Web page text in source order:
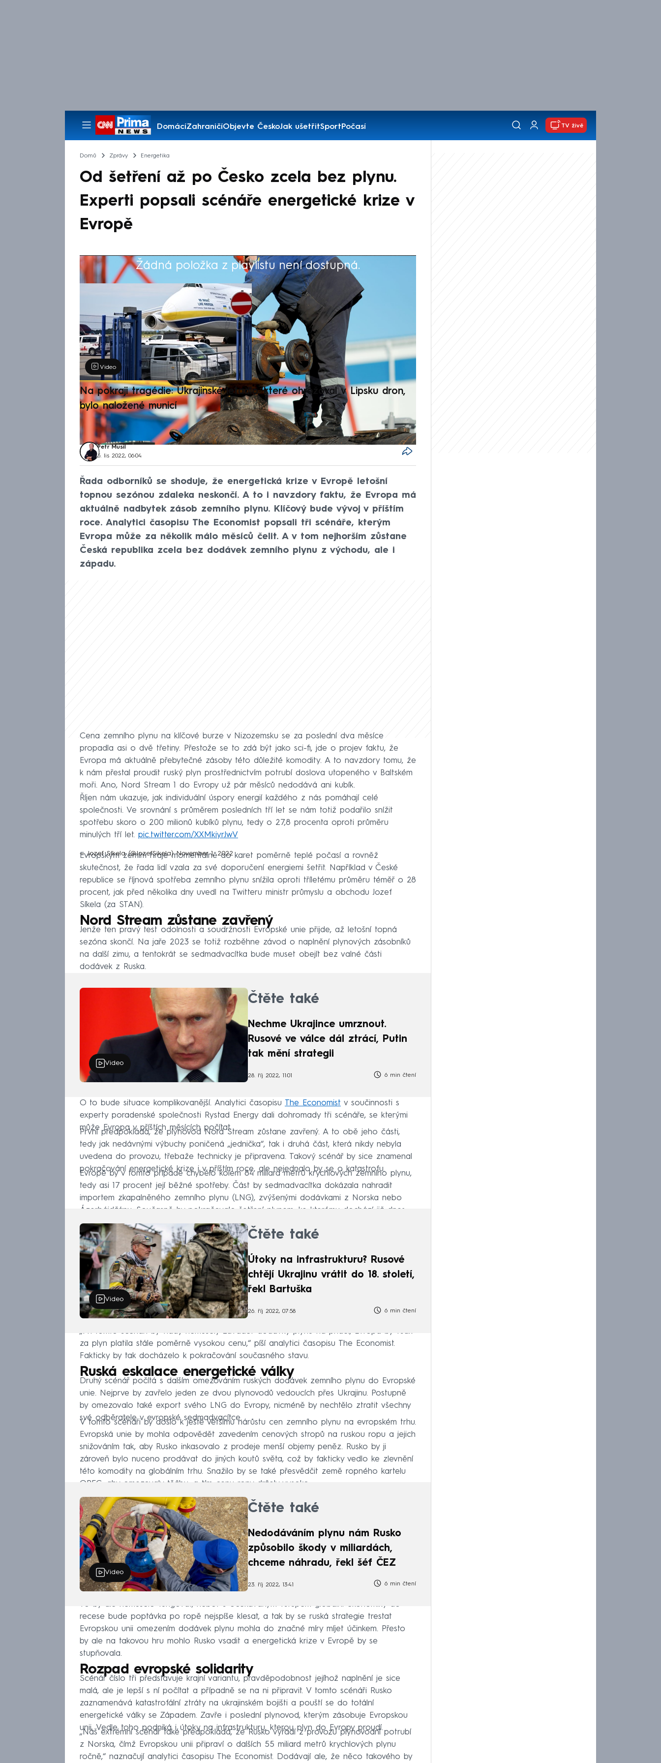
DomácíZahraničíObjevte ČeskoJak ušetřitSportPočasí
Pořady
TV živě
Domů Zprávy Energetika
Od šetření až po Česko zcela bez plynu.
Experti popsali scénáře energetické krize v
Evropě
Žádná položka z playlistu není dostupná.
Výběr redakce
Video
Na pokraji tragédie: Ukrajinské letadlo, které ohrožoval v Lipsku dron,
bylo naložené municí
Petr Musil
5. lis 2022, 06:04
Řada odborníků se shoduje, že energetická krize v Evropě letošní
topnou sezónou zdaleka neskončí. A to i navzdory faktu, že Evropa má
aktuálně nadbytek zásob zemního plynu. Klíčový bude vývoj v příštím
roce. Analytici časopisu The Economist popsali tři scénáře, kterým
Evropa může za několik málo měsíců čelit. A v tom nejhorším zůstane
Česká republika zcela bez dodávek zemního plynu z východu, ale i
západu.
Cena zemního plynu na klíčové burze v Nizozemsku se za poslední dva měsíce
propadla asi o dvě třetiny. Přestože se to zdá být jako sci-fi, jde o projev faktu, že
Evropa má aktuálně přebytečné zásoby této důležité komodity. A to navzdory tomu, že
k nám přestal proudit ruský plyn prostřednictvím potrubí doslova utopeného v Baltském
moři. Ano, Nord Stream 1 do Evropy už pár měsíců nedodává ani kubík.
Říjen nám ukazuje, jak individuální úspory energií každého z nás pomáhají celé
společnosti. Ve srovnání s průměrem posledních tří let se nám totiž podařilo snížit
spotřebu skoro o 200 milionů kubíků plynu, tedy o 27,8 procenta oproti průměru
minulých tří let. pic.twitter.com/XXMkiyrJwV
— Jozef Síkela (@JozefSikela)November 1, 2022
Evropským zemím hraje momentálně do karet poměrně teplé počasí a rovněž
skutečnost, že řada lidí vzala za své doporučení energiemi šetřit. Například v České
republice se říjnová spotřeba zemního plynu snížila oproti tříletému průměru téměř o 28
procent, jak před několika dny uvedl na Twitteru ministr průmyslu a obchodu Jozef
Síkela (za STAN).
Nord Stream zůstane zavřený
Jenže ten pravý test odolnosti a soudržnosti Evropské unie přijde, až letošní topná
sezóna skončí. Na jaře 2023 se totiž rozběhne závod o naplnění plynových zásobníků
na další zimu, a tentokrát se sedmadvacítka bude muset obejít bez valné části
dodávek z Ruska.
Video
Čtěte také
Nechme Ukrajince umrznout.
Rusové ve válce dál ztrácí, Putin
tak mění strategii
28. říj 2022, 11:01 6 min čtení
O to bude situace komplikovanější. Analytici časopisu The Economist v součinnosti s
experty poradenské společnosti Rystad Energy dali dohromady tři scénáře, se kterými
může Evropa v příštích měsících počítat.
První předpokládá, že plynovod Nord Stream zůstane zavřený. A to obě jeho části,
tedy jak nedávnými výbuchy poničená „jednička“, tak i druhá část, která nikdy nebyla
uvedena do provozu, třebaže technicky je připravena. Takový scénář by sice znamenal
pokračování energetické krize i v příštím roce, ale nejednalo by se o katastrofu.
Evropě by v tomto případě chybělo kolem 84 miliard metrů krychlových zemního plynu,
tedy asi 17 procent její běžné spotřeby. Část by sedmadvacítka dokázala nahradit
importem zkapalněného zemního plynu (LNG), zvýšenými dodávkami z Norska nebo
Ázerbájdžánu. Současně by pokračovalo šetření plynem, ke kterému dochází již dnes.
Video
Čtěte také
Útoky na infrastrukturu? Rusové
chtějí Ukrajinu vrátit do 18. století,
řekl Bartuška
26. říj 2022, 07:58 6 min čtení
„Při tomto scénáři by vlády nemusely zavádět dodávky plynu na příděl, Evropa by však
za plyn platila stále poměrně vysokou cenu,“ píší analytici časopisu The Economist.
Fakticky by tak docházelo k pokračování současného stavu.
Ruská eskalace energetické války
Druhý scénář počítá s dalším omezováním ruských dodávek zemního plynu do Evropské
unie. Nejprve by zavřelo jeden ze dvou plynovodů vedoucích přes Ukrajinu. Postupně
by omezovalo také export svého LNG do Evropy, nicméně by nechtělo ztratit všechny
své odběratele v evropské sedmadvacítce.
V tomto scénáři by došlo k ještě většímu nárůstu cen zemního plynu na evropském trhu.
Evropská unie by mohla odpovědět zavedením cenových stropů na ruskou ropu a jejich
snižováním tak, aby Rusko inkasovalo z prodeje menší objemy peněz. Rusko by ji
zároveň bylo nuceno prodávat do jiných koutů světa, což by fakticky vedlo ke zlevnění
této komodity na globálním trhu. Snažilo by se také přesvědčit země ropného kartelu
OPEC, aby omezovaly těžbu, a tím cenu ropy držely vysoko.
Video
Čtěte také
Nedodáváním plynu nám Rusko
způsobilo škody v miliardách,
chceme náhradu, řekl šéf ČEZ
23. říj 2022, 13:41 6 min čtení
To by ale nemuselo fungovat, neboť s očekávaným vstupem globální ekonomiky do
recese bude poptávka po ropě nejspíše klesat, a tak by se ruská strategie trestat
Evropskou unii omezením dodávek plynu mohla do značné míry míjet účinkem. Přesto
by ale na takovou hru mohlo Rusko vsadit a energetická krize v Evropě by se
stupňovala.
Rozpad evropské solidarity
Scénář číslo tři představuje krajní variantu, pravděpodobnost jejíhož naplnění je sice
malá, ale je lepší s ní počítat a případně se na ni připravit. V tomto scénáři Rusko
zaznamenává katastrofální ztráty na ukrajinském bojišti a pouští se do totální
energetické války se Západem. Zavře i poslední plynovod, kterým zásobuje Evropskou
unii. Vedle toho podniká i útoky na infrastrukturu, kterou plyn do Evropy proudí.
„Náš extrémní scénář také předpokládá, že Rusko vyřadí z provozu plynovodní potrubí
z Norska, čímž Evropskou unii připraví o dalších 55 miliard metrů krychlových plynu
ročně,“ naznačují analytici časopisu The Economist. Dodávají ale, že něco takového by